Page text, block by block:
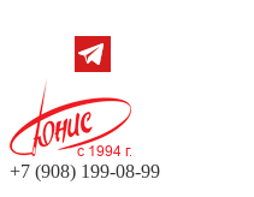
+7 (908) 199-08-99